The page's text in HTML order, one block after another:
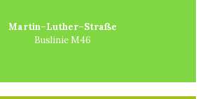
Martin–Luther–Straße
Buslinie M46